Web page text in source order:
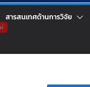
สารสนเทศด้านการวิจัย